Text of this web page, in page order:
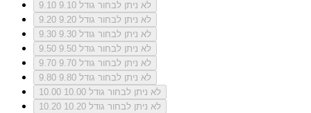
9.10
לא ניתן לבחור גודל 9.10
9.20
לא ניתן לבחור גודל 9.20
9.30
לא ניתן לבחור גודל 9.30
9.50
לא ניתן לבחור גודל 9.50
9.70
לא ניתן לבחור גודל 9.70
9.80
לא ניתן לבחור גודל 9.80
10.00
לא ניתן לבחור גודל 10.00
10.20
לא ניתן לבחור גודל 10.20